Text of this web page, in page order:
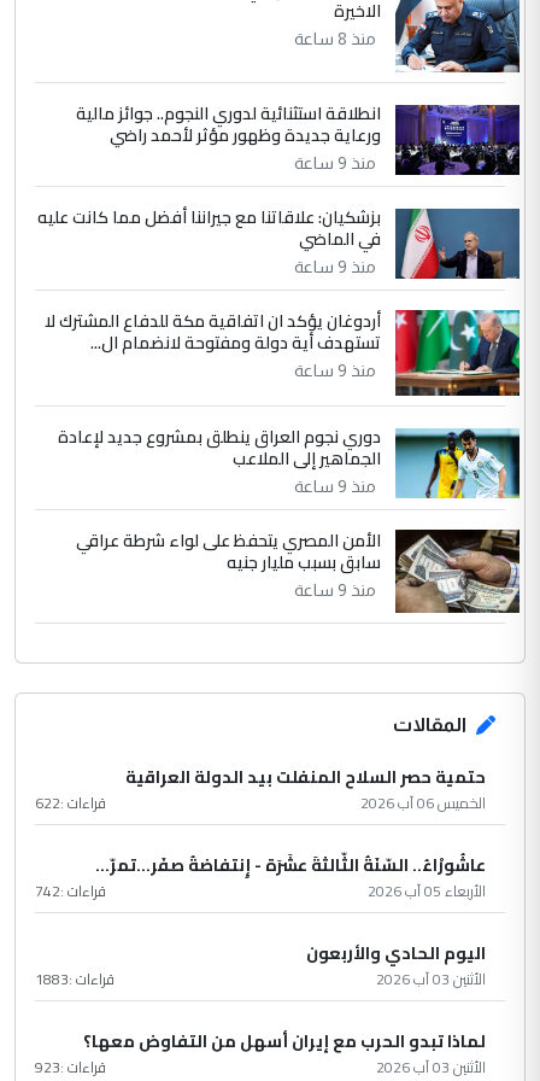
الموضوع :
الجواهري يرد على صدام حسين سل
مضجعيك يابن الزنا (نص كامل)
5 سردار
التعليق : واحد من عصابة علي ماما يسقط
جنسية الرافد الثالث للعراق ومن اصول عريقة
الموضوع :
الجواهري يرد على صدام حسين سل
مضجعيك يابن الزنا (نص كامل)
الاخيرة
منذ 8 ساعة
انطلاقة استثنائية لدوري النجوم.. جوائز مالية
ورعاية جديدة وظهور مؤثر لأحمد راضي
منذ 9 ساعة
بزشكيان: علاقاتنا مع جيراننا أفضل مما كانت عليه
في الماضي
منذ 9 ساعة
أردوغان يؤكد ان اتفاقية مكة للدفاع المشترك لا
تستهدف أية دولة ومفتوحة لانضمام ال...
منذ 9 ساعة
دوري نجوم العراق ينطلق بمشروع جديد لإعادة
الجماهير إلى الملاعب
منذ 9 ساعة
الأمن المصري يتحفظ على لواء شرطة عراقي
سابق بسبب مليار جنيه
منذ 9 ساعة
المقالات
حتمية حصر السلاح المنفلت بيد الدولة العراقية
الخميس 06 آب 2026 قراءات :622
عاشُورْاءُ.. السّنَةُ الثّالثةَ عشَرَة - إِنتفاضةُ صفَر…تمرّ...
الأربعاء 05 آب 2026 قراءات :742
اليوم الحادي والأربعون
الأثنين 03 آب 2026 قراءات :1883
لماذا تبدو الحرب مع إيران أسهل من التفاوض معها؟
الأثنين 03 آب 2026 قراءات :923